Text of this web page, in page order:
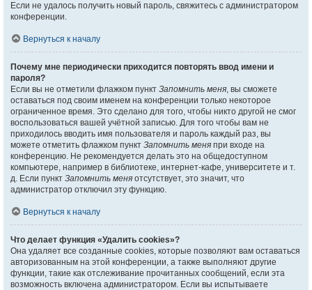
Если не удалось получить новый пароль, свяжитесь с администратором
конференции.
Вернуться к началу
Почему мне периодически приходится повторять ввод имени и
пароля?
Если вы не отметили флажком пункт Запомнить меня, вы сможете
оставаться под своим именем на конференции только некоторое
ограниченное время. Это сделано для того, чтобы никто другой не смог
воспользоваться вашей учётной записью. Для того чтобы вам не
приходилось вводить имя пользователя и пароль каждый раз, вы
можете отметить флажком пункт Запомнить меня при входе на
конференцию. Не рекомендуется делать это на общедоступном
компьютере, например в библиотеке, интернет-кафе, университете и т.
д. Если пункт Запомнить меня отсутствует, это значит, что
администратор отключил эту функцию.
Вернуться к началу
Что делает функция «Удалить cookies»?
Она удаляет все созданные cookies, которые позволяют вам оставаться
авторизованным на этой конференции, а также выполняют другие
функции, такие как отслеживание прочитанных сообщений, если эта
возможность включена администратором. Если вы испытываете